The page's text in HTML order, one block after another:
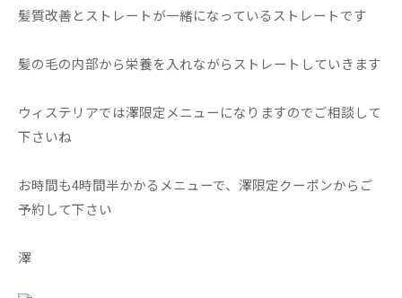
髪質改善とストレートが一緒になっているストレートです
髪の毛の内部から栄養を入れながらストレートしていきます
ウィステリアでは澤限定メニューになりますのでご相談して
下さいね
お時間も4時間半かかるメニューで、澤限定クーポンからご
予約して下さい
澤